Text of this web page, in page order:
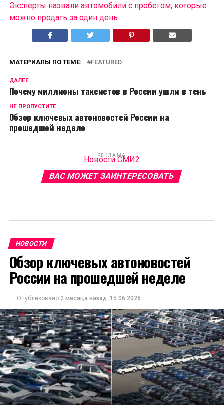
Эксперты назвали автомобили с пробегом, которые
можно продать за один день
МАТЕРИАЛЫ ПО ТЕМЕ: FEATURED
ДАЛЕЕ
Почему миллионы таксистов в России ушли в тень
НЕ ПРОПУСТИТЕ
Обзор ключевых автоновостей России на
прошедшей неделе
РЕКЛАМА
Новости СМИ2
ВАС МОЖЕТ ЗАИНТЕРЕСОВАТЬ
НОВОСТИ
Обзор ключевых автоновостей
России на прошедшей неделе
Опубликовано 2 месяца назад 15.06.2026